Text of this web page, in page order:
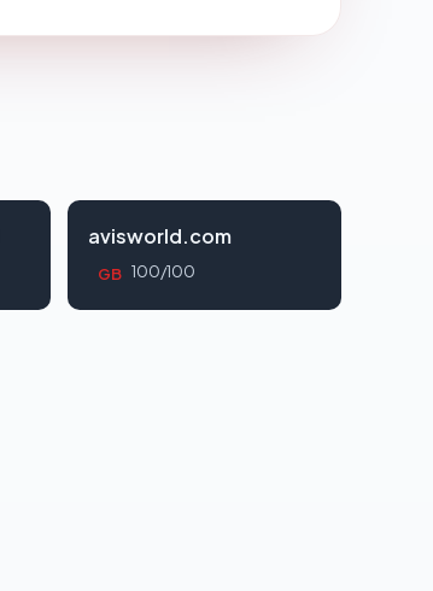
avisworld.com
GB 100/100